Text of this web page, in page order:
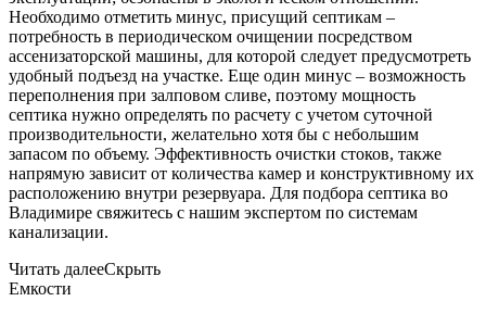
Необходимо отметить минус, присущий септикам –
потребность в периодическом очищении посредством
ассенизаторской машины, для которой следует предусмотреть
удобный подъезд на участке. Еще один минус – возможность
переполнения при залповом сливе, поэтому мощность
септика нужно определять по расчету с учетом суточной
производительности, желательно хотя бы с небольшим
запасом по объему. Эффективность очистки стоков, также
напрямую зависит от количества камер и конструктивному их
расположению внутри резервуара. Для подбора септика во
Владимире свяжитесь с нашим экспертом по системам
канализации.
Читать далееСкрыть
Емкости